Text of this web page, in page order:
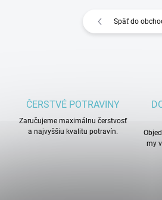
Späť do
ČERSTVÉ POTRAVINY
Zaručujeme maximálnu čerstvosť
a najvyššiu kvalitu potravín.
my